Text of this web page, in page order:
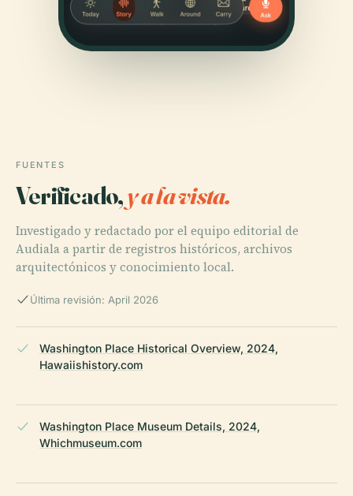
FUENTES
Verificado,y a la vista.
Investigado y redactado por el equipo editorial de
Audiala a partir de registros históricos, archivos
arquitectónicos y conocimiento local.
Última revisión: April 2026
Washington Place Historical Overview, 2024,
Hawaiishistory.com
Washington Place Museum Details, 2024,
Whichmuseum.com